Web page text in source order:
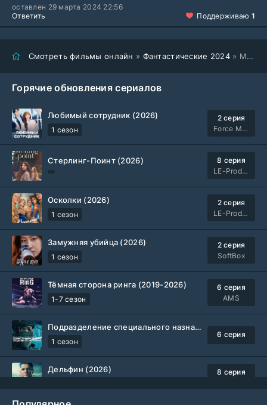
оставлен 29 марта 2024 22:56
Ответить
Поддерживаю 1
Смотреть фильмы онлайн » Фантастические 2024» Мой брат - робот (2024)
Горячие обновления сериалов
Любимый сотрудник (2026)
1 сезон
2 серия
Force Media
Стерлинг-Поинт (2026)
8 серия
LE-Production
Осколки (2026)
1 сезон
2 серия
LE-Production
Замужняя убийца (2026)
1 сезон
2 серия
SoftBox
Тёмная сторона ринга (2019-2026)
1-7 сезон
6 серия
AMS
Подразделение специального назначения (2026)
1 сезон
6 серия
Дельфин (2026)
8 серия